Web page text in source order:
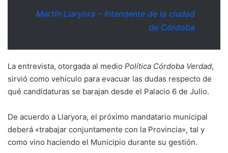
Martín Llaryora – Intendente de la ciudad
de Córdoba
La entrevista, otorgada al medio Política Córdoba Verdad,
sirvió como vehículo para evacuar las dudas respecto de
qué candidaturas se barajan desde el Palacio 6 de Julio.
De acuerdo a Llaryora, el próximo mandatario municipal
deberá «trabajar conjuntamente con la Provincia», tal y
como vino haciendo el Municipio durante su gestión.